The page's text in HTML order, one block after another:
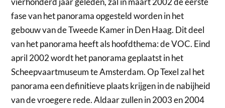
fase van het panorama opgesteld worden in het
gebouw van de Tweede Kamer in Den Haag. Dit deel
van het panorama heeft als hoofdthema: de VOC. Eind
april 2002 wordt het panorama geplaatst in het
Scheepvaartmuseum te Amsterdam. Op Texel zal het
panorama een definitieve plaats krijgen in de nabijheid
van de vroegere rede. Aldaar zullen in 2003 en 2004